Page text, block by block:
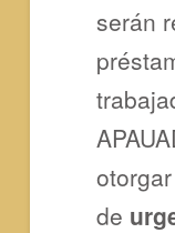
serán
de